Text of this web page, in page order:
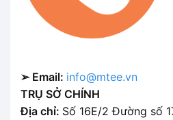
➢ Email: info@mtee.vn
TRỤ SỞ CHÍNH
Địa chỉ: Số 16E/2 Đường số